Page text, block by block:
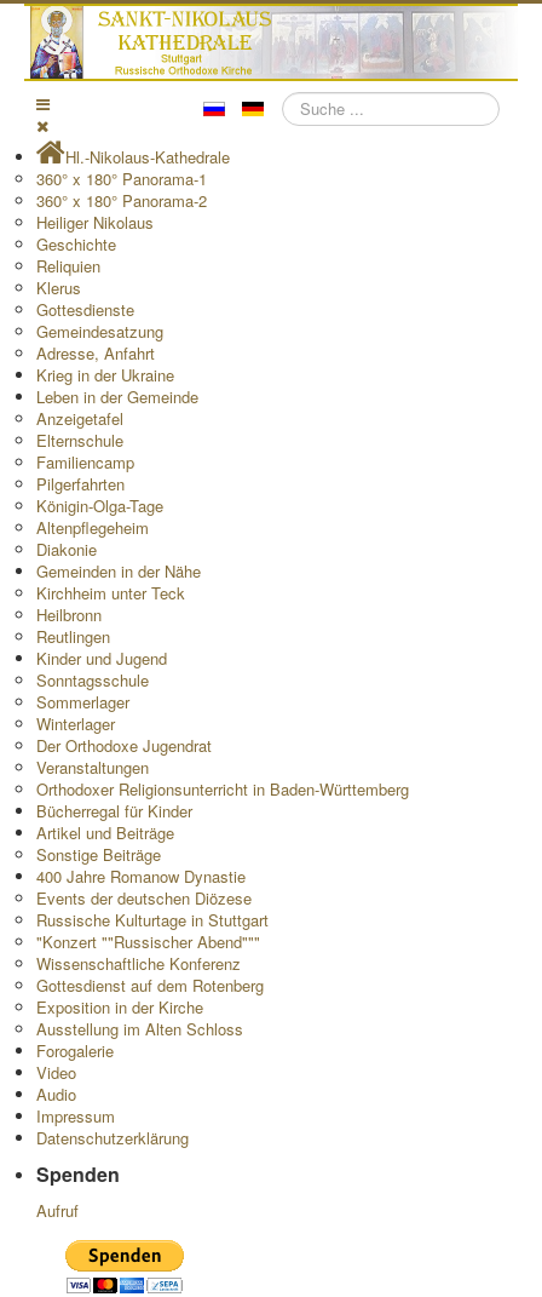
Suchen
Hl.-Nikolaus-Kathedrale
360° x 180° Panorama-1
360° x 180° Panorama-2
Heiliger Nikolaus
Geschichte
Reliquien
Klerus
Gottesdienste
Gemeindesatzung
Adresse, Anfahrt
Krieg in der Ukraine
Leben in der Gemeinde
Anzeigetafel
Elternschule
Familiencamp
Pilgerfahrten
Königin-Olga-Tage
Altenpflegeheim
Diakonie
Gemeinden in der Nähe
Kirchheim unter Teck
Heilbronn
Reutlingen
Kinder und Jugend
Sonntagsschule
Sommerlager
Winterlager
Der Orthodoxe Jugendrat
Veranstaltungen
Orthodoxer Religionsunterricht in Baden-Württemberg
Bücherregal für Kinder
Artikel und Beiträge
Sonstige Beiträge
400 Jahre Romanow Dynastie
Events der deutschen Diözese
Russische Kulturtage in Stuttgart
"Konzert ""Russischer Abend"""
Wissenschaftliche Konferenz
Gottesdienst auf dem Rotenberg
Exposition in der Kirche
Ausstellung im Alten Schloss
Forogalerie
Video
Audio
Impressum
Datenschutzerklärung
Spenden
Aufruf